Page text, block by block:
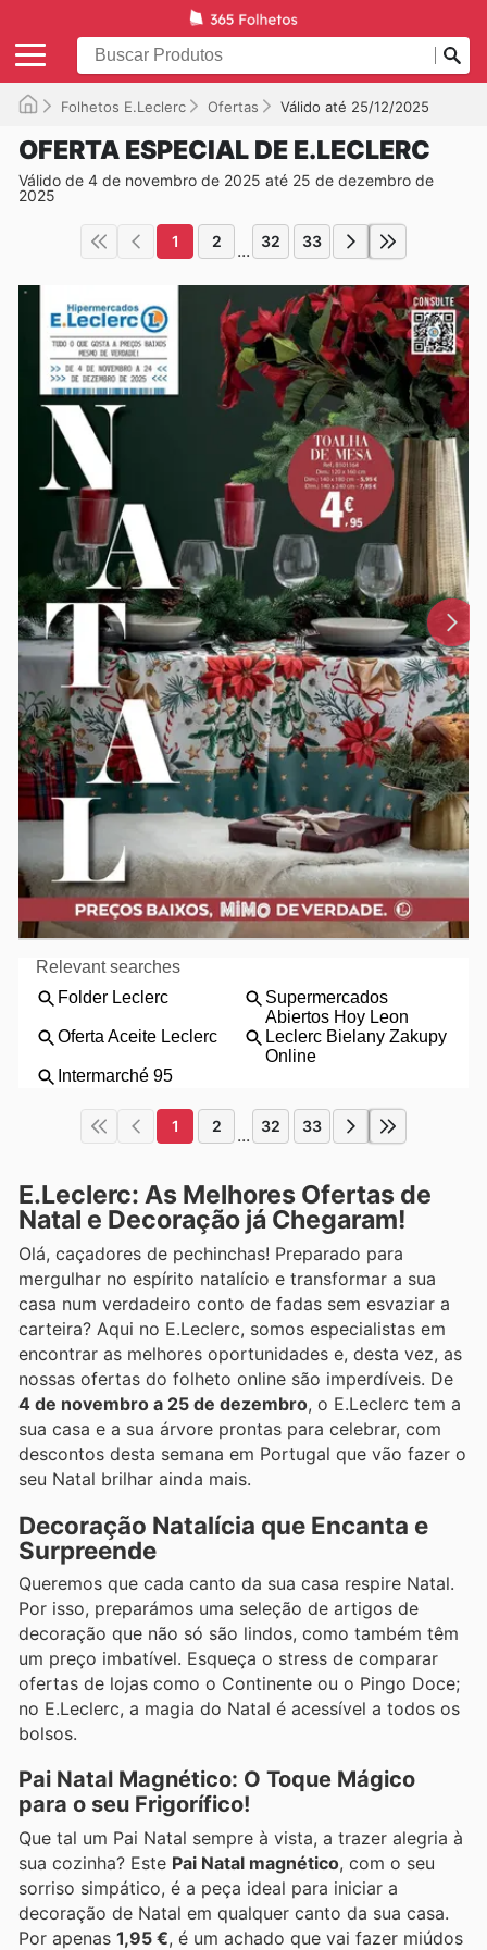
Folhetos E.Leclerc Ofertas Válido até 25/12/2025
OFERTA ESPECIAL DE E.LECLERC
Válido de 4 de novembro de 2025 até 25 de dezembro de
2025
1 2 ... 32 33
1 2 ... 32 33
E.Leclerc: As Melhores Ofertas de
Natal e Decoração já Chegaram!
Olá, caçadores de pechinchas! Preparado para
mergulhar no espírito natalício e transformar a sua
casa num verdadeiro conto de fadas sem esvaziar a
carteira? Aqui no E.Leclerc, somos especialistas em
encontrar as melhores oportunidades e, desta vez, as
nossas ofertas do folheto online são imperdíveis. De
4 de novembro a 25 de dezembro, o E.Leclerc tem a
sua casa e a sua árvore prontas para celebrar, com
descontos desta semana em Portugal que vão fazer o
seu Natal brilhar ainda mais.
Decoração Natalícia que Encanta e
Surpreende
Queremos que cada canto da sua casa respire Natal.
Por isso, preparámos uma seleção de artigos de
decoração que não só são lindos, como também têm
um preço imbatível. Esqueça o stress de comparar
ofertas de lojas como o Continente ou o Pingo Doce;
no E.Leclerc, a magia do Natal é acessível a todos os
bolsos.
Pai Natal Magnético: O Toque Mágico
para o seu Frigorífico!
Que tal um Pai Natal sempre à vista, a trazer alegria à
sua cozinha? Este Pai Natal magnético, com o seu
sorriso simpático, é a peça ideal para iniciar a
decoração de Natal em qualquer canto da sua casa.
Por apenas 1,95 €, é um achado que vai fazer miúdos